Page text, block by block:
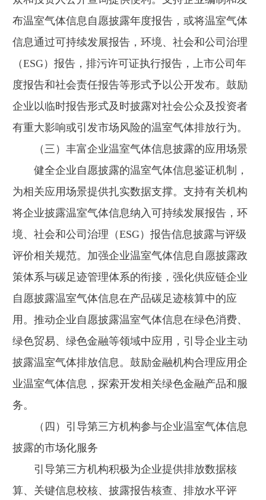
布温室气体信息自愿披露年度报告，或将温室气体
信息通过可持续发展报告，环境、社会和公司治理
（ESG）报告，排污许可证执行报告，上市公司年
度报告和社会责任报告等形式予以公开发布。鼓励
企业以临时报告形式及时披露对社会公众及投资者
有重大影响或引发市场风险的温室气体排放行为。
（三）丰富企业温室气体信息披露的应用场景
健全企业自愿披露的温室气体信息鉴证机制，
为相关应用场景提供扎实数据支撑。支持有关机构
将企业披露温室气体信息纳入可持续发展报告，环
境、社会和公司治理（ESG）报告信息披露与评级
评价相关规范。加强企业温室气体信息自愿披露政
策体系与碳足迹管理体系的衔接，强化供应链企业
自愿披露温室气体信息在产品碳足迹核算中的应
用。推动企业自愿披露温室气体信息在绿色消费、
绿色贸易、绿色金融等领域中应用，引导企业主动
披露温室气体排放信息。鼓励金融机构合理应用企
业温室气体信息，探索开发相关绿色金融产品和服
务。
（四）引导第三方机构参与企业温室气体信息
披露的市场化服务
引导第三方机构积极为企业提供排放数据核
算、关键信息校核、披露报告核查、排放水平评